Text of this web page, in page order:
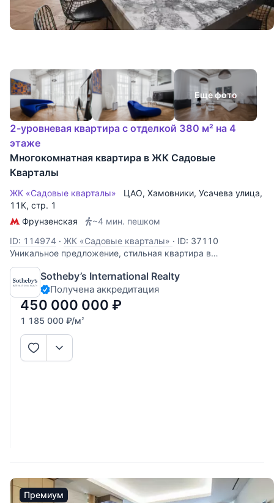
Еще фото
2-уровневая квартира с отделкой 380 м² на 4
этаже
Многокомнатная квартира в ЖК Садовые
Кварталы
ЖК «Садовые кварталы» ЦАО, Хамовники, Усачева улица,
11К, стр. 1
Фрунзенская
~4 мин. пешком
ID: 114974 · ЖК «Садовые кварталы» · ID: 37110
Уникальное предложение, стильная квартира в
историческом корпусе - 3.9! В квартире только что
закончены ремонтные работы, отделка выполнена из
дорогих натуральных материалов в современном стиле с
элементами Ар-деко. Квартира
Sotheby’s International Realty
Получена аккредитация
450 000 000 ₽
1 185 000 ₽/м2
Премиум